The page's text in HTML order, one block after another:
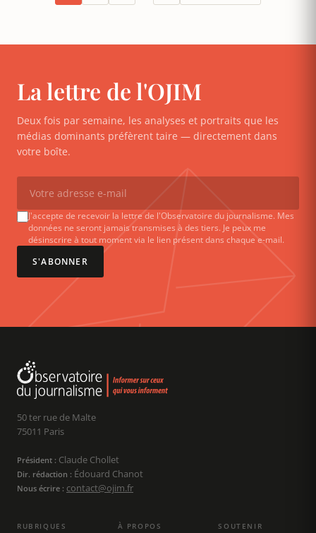
La lettre de l'OJIM
Deux fois par semaine, les analyses et portraits que les
médias dominants préfèrent taire — directement dans
votre boîte.
J'accepte de recevoir la lettre de l'Observatoire du journalisme. Mes
données ne seront jamais transmises à des tiers. Je peux me
désinscrire à tout moment via le lien présent dans chaque e-mail.
S'ABONNER
50 ter rue de Malte
75011 Paris
Président : Claude Chollet
Dir. rédaction : Édouard Chanot
Nous écrire : contact@ojim.fr
RUBRIQUES À PROPOS SOUTENIR